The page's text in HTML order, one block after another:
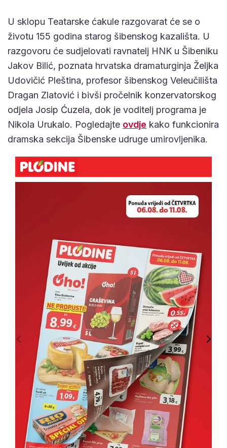
U sklopu Teatarske ćakule razgovarat će se o
životu 155 godina starog šibenskog kazališta. U
razgovoru će sudjelovati ravnatelj HNK u Šibeniku
Jakov Bilić, poznata hrvatska dramaturginja Željka
Udovičić Pleština, profesor šibenskog Veleučilišta
Dragan Zlatović i bivši pročelnik konzervatorskog
odjela Josip Ćuzela, dok je voditelj programa je
Nikola Urukalo. Pogledajte ovdje kako funkcionira
dramska sekcija Šibenske udruge umirovljenika.